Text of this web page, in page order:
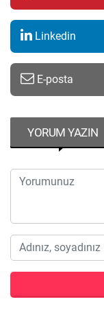
Linkedin
E-posta
YORUM YAZIN